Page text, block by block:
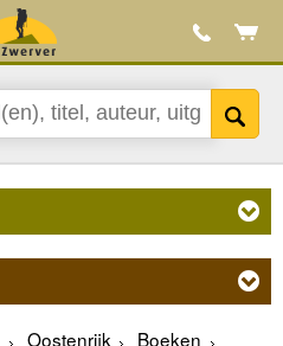
Oostenrijk
Boeken